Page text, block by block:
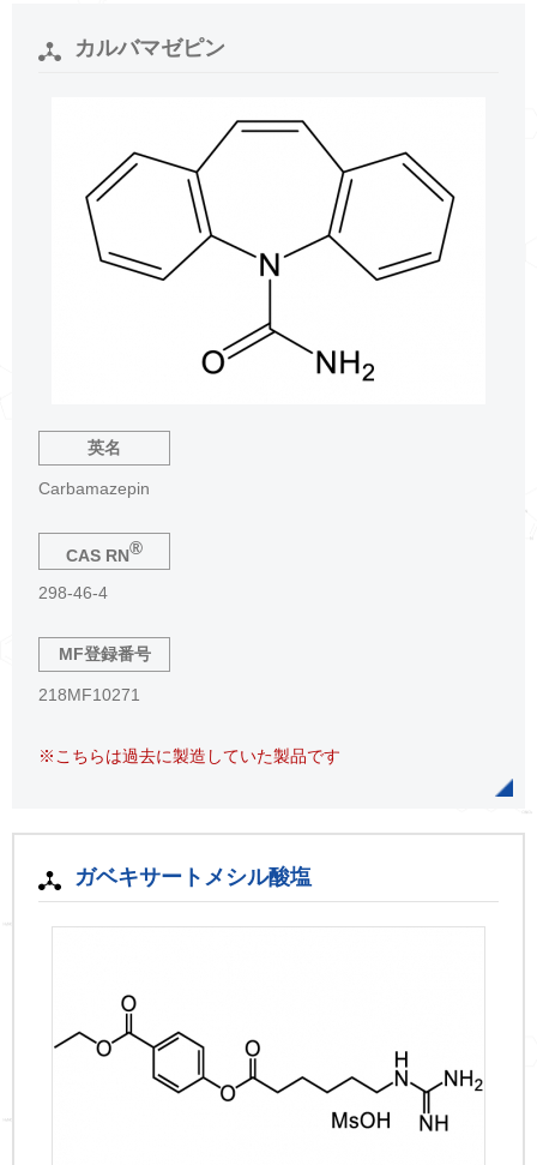
カルバマゼピン
英名
Carbamazepin
CAS RN®
298-46-4
MF登録番号
218MF10271
※こちらは過去に製造していた製品です
ガベキサートメシル酸塩